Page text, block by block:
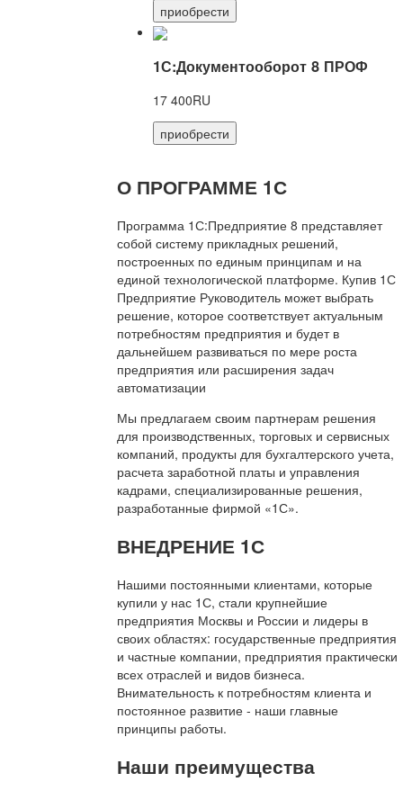
приобрести
1С:Документооборот 8 ПРОФ
17 400RU
приобрести
О ПРОГРАММЕ 1С
Программа 1С:Предприятие 8 представляет
собой систему прикладных решений,
построенных по единым принципам и на
единой технологической платформе. Купив 1С
Предприятие Руководитель может выбрать
решение, которое соответствует актуальным
потребностям предприятия и будет в
дальнейшем развиваться по мере роста
предприятия или расширения задач
автоматизации
Мы предлагаем своим партнерам решения
для производственных, торговых и сервисных
компаний, продукты для бухгалтерского учета,
расчета заработной платы и управления
кадрами, специализированные решения,
разработанные фирмой «1С».
ВНЕДРЕНИЕ 1С
Нашими постоянными клиентами, которые
купили у нас 1С, стали крупнейшие
предприятия Москвы и России и лидеры в
своих областях: государственные предприятия
и частные компании, предприятия практически
всех отраслей и видов бизнеса.
Внимательность к потребностям клиента и
постоянное развитие - наши главные
принципы работы.
Наши преимущества